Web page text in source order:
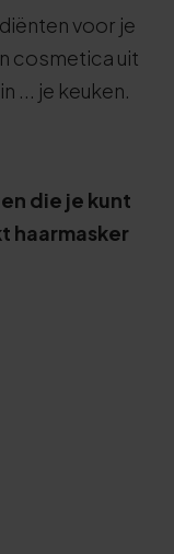
voor je
cosmetica uit
... je keuken.
die je kunt
haarmasker